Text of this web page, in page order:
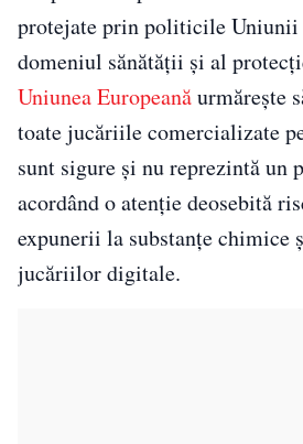
protejate prin politicile Uniunii
domeniul sănătății și al
Uniunea Europeanăurmărește
toate jucăriile comercializate
sunt sigure și nu reprezintă un
acordând o atenție deosebită
expunerii la substanțe
jucăriilor digitale.